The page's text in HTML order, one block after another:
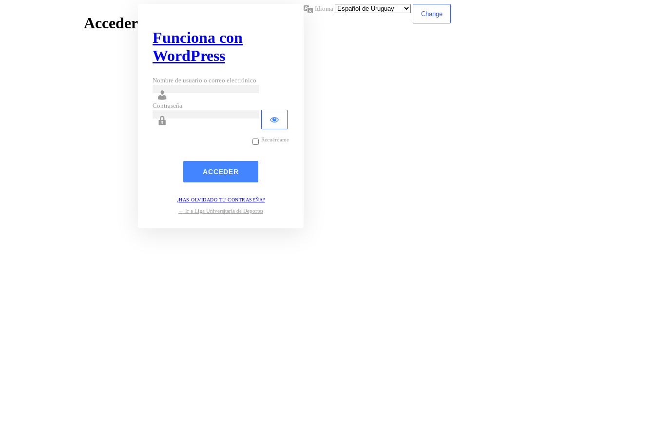
Acceder
Funciona con
WordPress
Nombre de usuario o correo electrónico
Contraseña
Recuérdame
¿HAS OLVIDADO TU CONTRASEÑA?
← Ir a Liga Universitaria de Deportes
Idioma